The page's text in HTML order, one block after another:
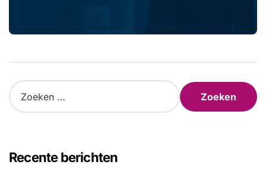
Z
o
n
nRecente berichten